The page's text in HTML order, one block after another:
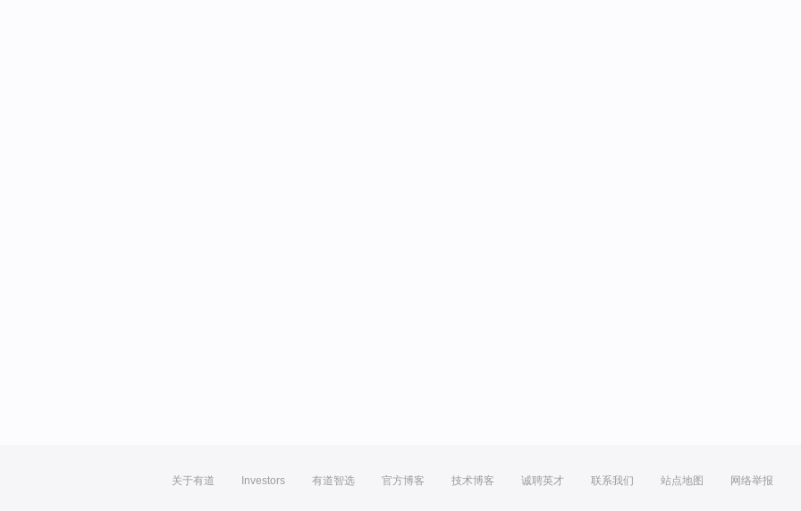
关于有道 Investors 有道智选 官方博客 技术博客 诚聘英才 联系我们 站点地图 网络举报